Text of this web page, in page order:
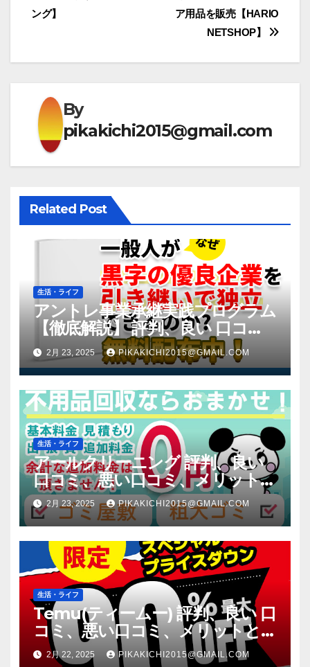
稿
ビ
ゲ
ー
シ
ン
ア用品を販売【HARIO
NETSHOP】
ング】
By
pikakichi2015@gmail.com
Related Post
生活・ライフ
アントレ事業承継実践プログラム
【徹底解説】 評判、良い 口コ
ミ、悪い口コミ、メリットとデ
メリット!!
2月 23, 2025 PIKAKICHI2015@GMAIL.COM
生活・ライフ
アールクリーニング 評判、良い
口コミ、悪い口コミ、メリットと
デメリット!! 【徹底解説】
2月 23, 2025 PIKAKICHI2015@GMAIL.COM
生活・ライフ
Temu(ティームー) 評判、良い 口
コミ、悪い口コミ、メリットと
デメリット!! 【徹底解説】
2月 22, 2025 PIKAKICHI2015@GMAIL.COM